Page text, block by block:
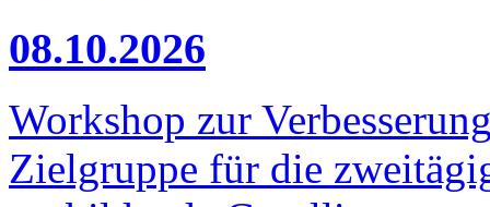
08.10.2026
Workshop zur
Zielgruppe für die